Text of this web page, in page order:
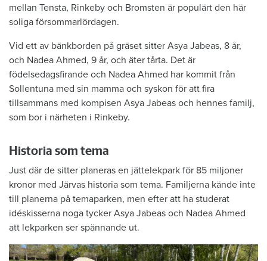
mellan Tensta, Rinkeby och Bromsten är populärt den här
soliga försommarlördagen.
Vid ett av bänkborden på gräset sitter Asya Jabeas, 8 år,
och Nadea Ahmed, 9 år, och äter tårta. Det är
födelsedagsfirande och Nadea Ahmed har kommit från
Sollentuna med sin mamma och syskon för att fira
tillsammans med kompisen Asya Jabeas och hennes familj,
som bor i närheten i Rinkeby.
Historia som tema
Just där de sitter planeras en jättelekpark för 85 miljoner
kronor med Järvas historia som tema. Familjerna kände inte
till planerna på temaparken, men efter att ha studerat
idéskisserna noga tycker Asya Jabeas och Nadea Ahmed
att lekparken ser spännande ut.